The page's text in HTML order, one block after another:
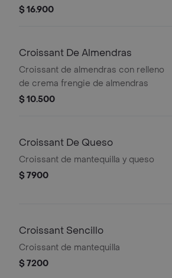
tocineta
$ 16.900
Croissant De Almendras
Croissant de almendras con relleno
de crema frengie de almendras
$ 10.500
Croissant De Queso
Croissant de mantequilla y queso
$ 7900
Croissant Sencillo
Croissant de mantequilla
$ 7200